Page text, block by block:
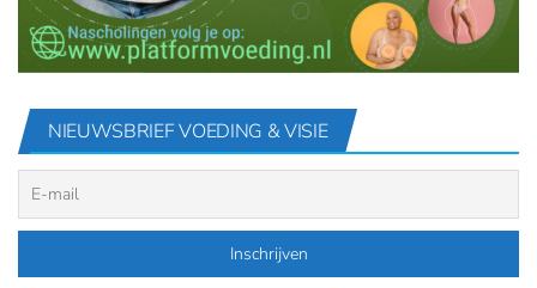
NIEUWSBRIEF VOEDING & VISIE